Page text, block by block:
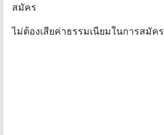
สมัคร
ไม่ต้องเสียค่าธรรมเนียมในการสมัคร